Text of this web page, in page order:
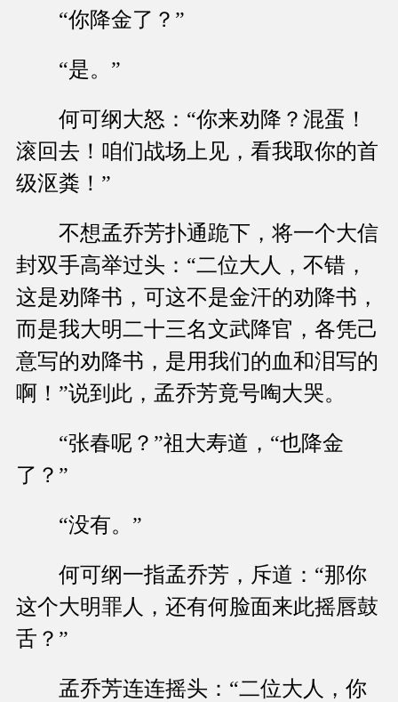
“你降金了？”
“是。”
何可纲大怒：“你来劝降？混蛋！
滚回去！咱们战场上见，看我取你的首
级沤粪！”
不想孟乔芳扑通跪下，将一个大信
封双手高举过头：“二位大人，不错，
这是劝降书，可这不是金汗的劝降书，
而是我大明二十三名文武降官，各凭己
意写的劝降书，是用我们的血和泪写的
啊！”说到此，孟乔芳竟号啕大哭。
“张春呢？”祖大寿道，“也降金
了？”
“没有。”
何可纲一指孟乔芳，斥道：“那你
这个大明罪人，还有何脸面来此摇唇鼓
舌？”
孟乔芳连连摇头：“二位大人，你